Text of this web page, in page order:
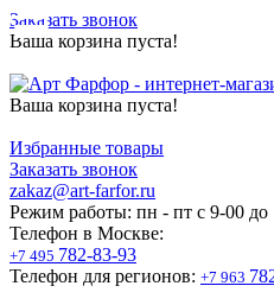
Заказать звонок
Ваша корзина пуста!
Ваша корзина пуста!
Избранные товары
Заказать звонок
zakaz@art-farfor.ru
Режим работы: пн - пт c 9-00 до
Телефон в Москве:
+7 495 782-83-93
Телефон для регионов: +7 963